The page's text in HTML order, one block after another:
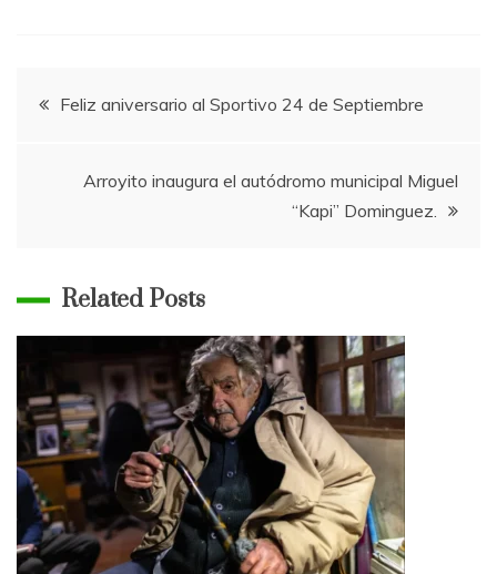
Navegación
Feliz aniversario al Sportivo 24 de Septiembre
Arroyito inaugura el autódromo municipal Miguel
“Kapi” Dominguez.
Related Posts